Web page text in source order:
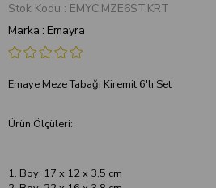
Stok Kodu
EMYC.MZE6ST.KRT
Marka : Emayra
Emaye Meze Tabağı Kiremit 6'lı Set
Ürün Ölçüleri:
1. Boy: 17 x 12 x 3,5 cm